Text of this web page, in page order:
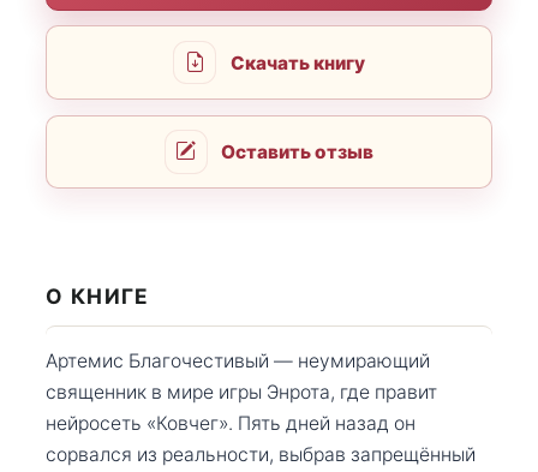
Скачать книгу
Оставить отзыв
О КНИГЕ
Артемис Благочестивый — неумирающий
священник в мире игры Энрота, где правит
нейросеть «Ковчег». Пять дней назад он
сорвался из реальности, выбрав запрещённый